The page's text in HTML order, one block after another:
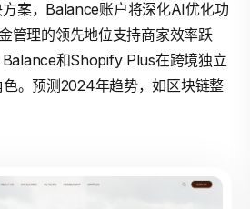
案，Balance账户将深化AI优化功
管理的领先地位支持商家效率跃
和Shopify Plus在跨境独立
。预测2024年趋势，如区块链整